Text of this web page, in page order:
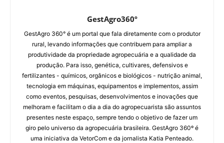
GestAgro360º
GestAgro 360° é um portal que fala diretamente com o produtor
rural, levando informações que contribuem para ampliar a
produtividade da propriedade agropecuária e a qualidade da
produção. Para isso, genética, cultivares, defensivos e
fertilizantes - químicos, orgânicos e biológicos - nutrição animal,
tecnologia em máquinas, equipamentos e implementos, assim
como eventos, pesquisas, desenvolvimentos e inovações que
melhoram e facilitam o dia a dia do agropecuarista são assuntos
presentes neste espaço, sempre tendo o objetivo de fazer um
giro pelo universo da agropecuária brasileira. GestAgro 360º é
uma iniciativa da VetorCom e da jornalista Katia Penteado.